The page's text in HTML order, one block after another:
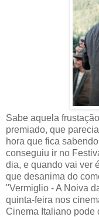
Sabe aquela
premiado, que
hora que fica
conseguiu ir no
dia, e quando vai ver
que desanima do
"Vermiglio - A Noiva
quinta-feira nos
Cinema Italiano pode